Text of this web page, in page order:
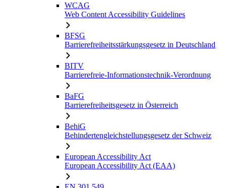
WCAG
Web Content Accessibility Guidelines
BFSG
Barrierefreiheitsstärkungsgesetz in Deutschland
BITV
Barrierefreie-Informationstechnik-Verordnung
BaFG
Barrierefreiheitsgesetz in Österreich
BehiG
Behindertengleichstellungsgesetz der Schweiz
European Accessibility Act
European Accessibility Act (EAA)